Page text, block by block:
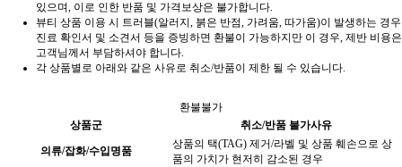
있으며, 이로 인한 반품 및 가격보상은 불가합니다.
뷰티 상품 이용 시 트러블(알러지, 붉은 반점, 가려움, 따가움)이 발생하는 경우
진료 확인서 및 소견서 등을 증빙하면 환불이 가능하지만 이 경우, 제반 비용은
고객님께서 부담하셔야 합니다.
각 상품별로 아래와 같은 사유로 취소/반품이 제한 될 수 있습니다.
환불불가
상품군
취소/반품 불가사유
의류/잡화/수입명품
상품의 택(TAG) 제거/라벨 및 상품 훼손으로 상
품의 가치가 현저히 감소된 경우